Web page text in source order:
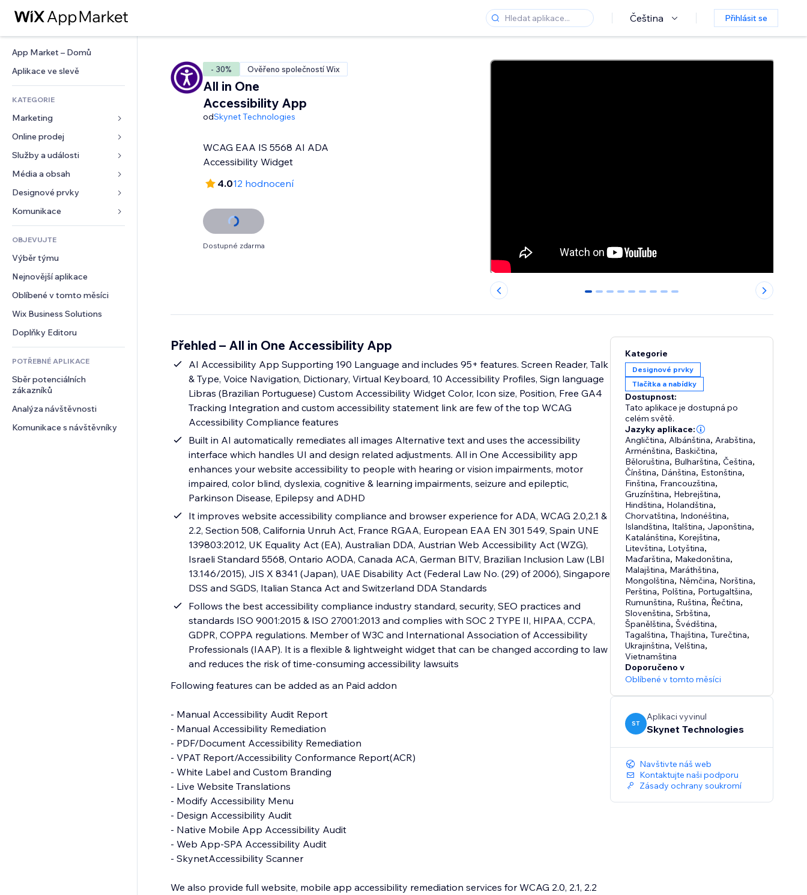
Čeština Přihlásit se
App Market – Domů
Aplikace ve slevě
KATEGORIE
Marketing
Reklamy
Mobilní zařízení
Analytika
Výpisy webu
E‑mail
Online prodej
Aplikace pro obchody
Doprava a doručení
Tlačítka pro prodej
Účetnictví
Kupóny a věrnostní programy
Skladování
Jídlo a nápoje
Služby a události
Ubytování
Události
Restaurace
Nemovitosti
Rezervace
Média a obsah
Galerie
Hudba
Podcasty
Fotografie
Video
PDF
Sdílení souborů
Novinky
Designové prvky
Mapy a navigace
Soukromí a bezpečnost
Hodiny
Šablony stránek
Efekty pro obrázky
Tlačítka a nabídky
Bannery a odznaky
Kalkulačky
Vyhledávání
Počasí
Tabulky a grafy
Formuláře
Ankety
Chat
Komentáře
Telefon
Komunita
Reference a recenze
CRM
OBJEVUJTE
Výběr týmu
Nejnovější aplikace
Oblíbené v tomto měsíci
Wix Business Solutions
Doplňky Editoru
POTŘEBNÉ APLIKACE
Sběr potenciálních
zákazníků
Analýza návštěvnosti
Komunikace s návštěvníky
- 30% Ověřeno společností Wix
All in One
Accessibility App
odSkynet Technologies
WCAG EAA IS 5568 AI ADA
Accessibility Widget
4.012 hodnocení
Dostupné zdarma
0 1 2 3 4 5 6 7 8
Přehled – All in One Accessibility App
AI Accessibility App Supporting 190 Language and includes 95+ features. Screen Reader, Talk
& Type, Voice Navigation, Dictionary, Virtual Keyboard, 10 Accessibility Profiles, Sign language
Libras (Brazilian Portuguese) Custom Accessibility Widget Color, Icon size, Position, Free GA4
Tracking Integration and custom accessibility statement link are few of the top WCAG
Accessibility Compliance features
Built in AI automatically remediates all images Alternative text and uses the accessibility
interface which handles UI and design related adjustments. All in One Accessibility app
enhances your website accessibility to people with hearing or vision impairments, motor
impaired, color blind, dyslexia, cognitive & learning impairments, seizure and epileptic,
Parkinson Disease, Epilepsy and ADHD
It improves website accessibility compliance and browser experience for ADA, WCAG 2.0,2.1 &
2.2, Section 508, California Unruh Act, France RGAA, European EAA EN 301 549, Spain UNE
139803:2012, UK Equality Act (EA), Australian DDA, Austrian Web Accessibility Act (WZG),
Israeli Standard 5568, Ontario AODA, Canada ACA, German BITV, Brazilian Inclusion Law (LBI
13.146/2015), JIS X 8341 (Japan), UAE Disability Act (Federal Law No. (29) of 2006), Singapore
DSS and SGDS, Italian Stanca Act and Switzerland DDA Standards
Follows the best accessibility compliance industry standard, security, SEO practices and
standards ISO 9001:2015 & ISO 27001:2013 and complies with SOC 2 TYPE II, HIPAA, CCPA,
GDPR, COPPA regulations. Member of W3C and International Association of Accessibility
Professionals (IAAP). It is a flexible & lightweight widget that can be changed according to law
and reduces the risk of time-consuming accessibility lawsuits
Following features can be added as an Paid addon
- Manual Accessibility Audit Report
- Manual Accessibility Remediation
- PDF/Document Accessibility Remediation
- VPAT Report/Accessibility Conformance Report(ACR)
- White Label and Custom Branding
- Live Website Translations
- Modify Accessibility Menu
- Design Accessibility Audit
- Native Mobile App Accessibility Audit
- Web App-SPA Accessibility Audit
- SkynetAccessibility Scanner
We also provide full website, mobile app accessibility remediation services for WCAG 2.0, 2.1, 2.2
Kategorie
Designové prvky
Tlačítka a nabídky
Dostupnost:
Tato aplikace je dostupná po
celém světě.
Jazyky aplikace:
Angličtina, Albánština, Arabština,
Arménština, Baskičtina,
Běloruština, Bulharština,Čeština,
Čínština, Dánština, Estonština,
Finština, Francouzština,
Gruzínština, Hebrejština,
Hindština, Holandština,
Chorvatština, Indonéština,
Islandština, Italština, Japonština,
Katalánština, Korejština,
Litevština, Lotyština,
Maďarština, Makedonština,
Malajština, Maráthština,
Mongolština, Němčina, Norština,
Perština, Polština, Portugaltšina,
Rumunština, Ruština, Řečtina,
Slovenština,Srbština,
Španělština,Švédština,
Tagalština,Thajština,Turečtina,
Ukrajinština,Velština,
Vietnamština
Doporučeno v
Oblíbené v tomto měsíci
ST
Aplikaci vyvinul
Skynet Technologies
Navštivte náš web
Kontaktujte naši podporu
Zásady ochrany soukromí